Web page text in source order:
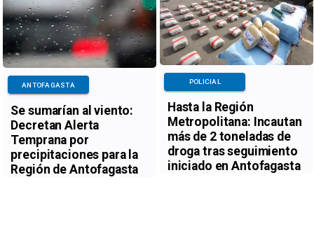
Se sumarían al viento:
Decretan Alerta
Temprana por
precipitaciones para la
Región de Antofagasta
ANTOFAGASTA
Hasta la Región
Metropolitana: Incautan
más de 2 toneladas de
droga tras seguimiento
iniciado en Antofagasta
POLICIAL